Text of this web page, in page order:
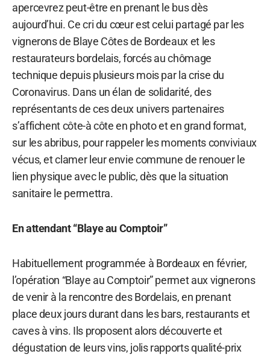
apercevrez peut-être en prenant le bus dès
aujourd’hui. Ce cri du cœur est celui partagé par les
vignerons de Blaye Côtes de Bordeaux et les
restaurateurs bordelais, forcés au chômage
technique depuis plusieurs mois par la crise du
Coronavirus. Dans un élan de solidarité, des
représentants de ces deux univers partenaires
s’affichent côte-à côte en photo et en grand format,
sur les abribus, pour rappeler les moments conviviaux
vécus, et clamer leur envie commune de renouer le
lien physique avec le public, dès que la situation
sanitaire le permettra.
En attendant “Blaye au Comptoir”
Habituellement programmée à Bordeaux en février,
l’opération “Blaye au Comptoir” permet aux vignerons
de venir à la rencontre des Bordelais, en prenant
place deux jours durant dans les bars, restaurants et
caves à vins. Ils proposent alors découverte et
dégustation de leurs vins, jolis rapports qualité-prix